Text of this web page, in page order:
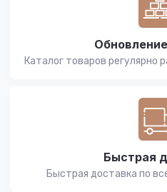
Каталог товаров регулярно
Быстрая
Быстрая доставка по